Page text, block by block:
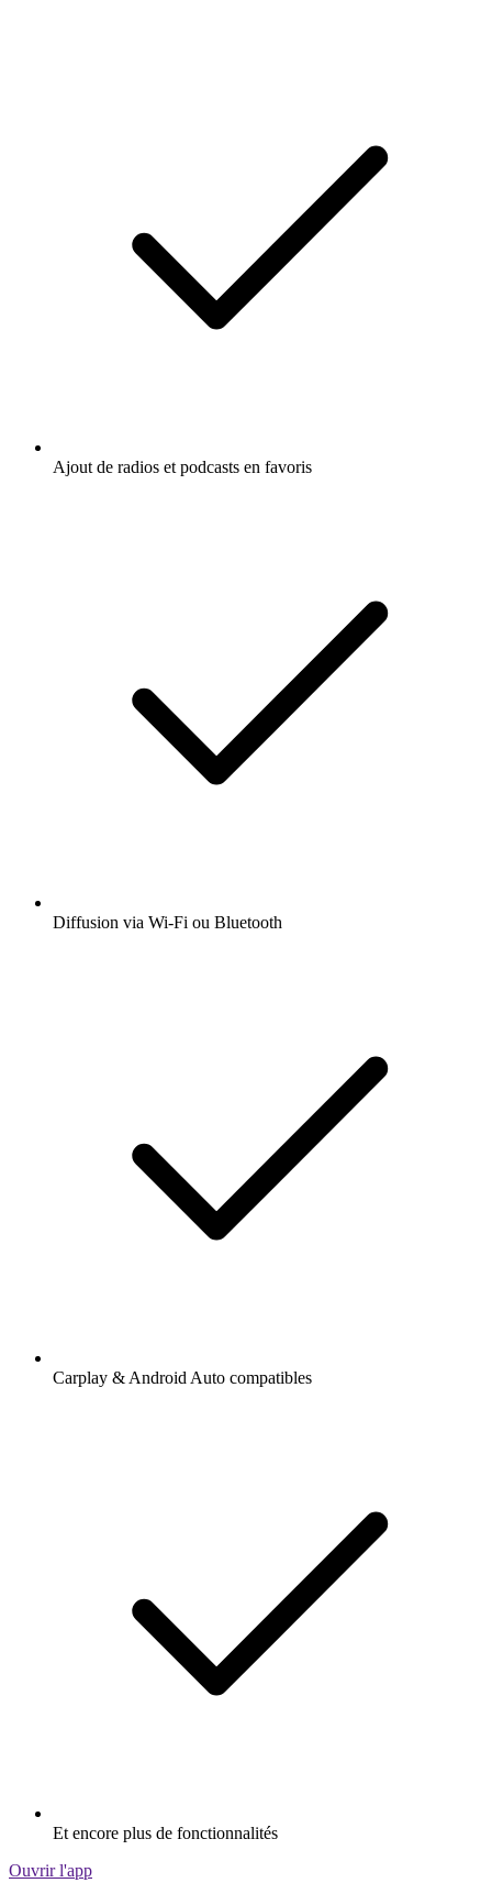
Ajout de radios et podcasts en favoris
Diffusion via Wi-Fi ou Bluetooth
Carplay & Android Auto compatibles
Et encore plus de fonctionnalités
Ouvrir l'app